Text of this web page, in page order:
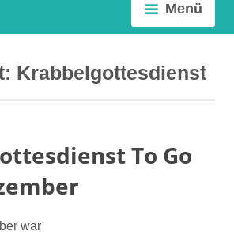
Menü
Krabbelgottesdienst
To Go
war